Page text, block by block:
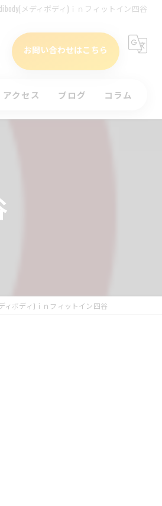
メディボディ)ｉｎフィットイン四谷
お問い合わせはこちら
アクセス ブログ コラム
ィボディ)ｉｎフィットイン四谷